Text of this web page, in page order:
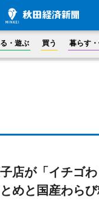
・遊ぶ 買う 暮らす・
店が「イチゴわ
めと国産わらび